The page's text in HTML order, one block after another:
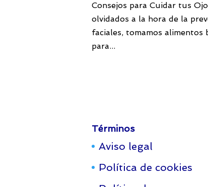
Consejos para Cuidar tus
olvidados a la hora de la
faciales, tomamos alimentos
para...
Términos
Aviso legal
Política de cookies